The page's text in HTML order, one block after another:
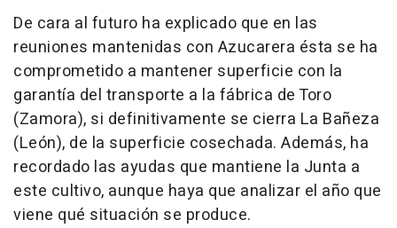
De cara al futuro ha explicado que en las
reuniones mantenidas con Azucarera ésta se ha
comprometido a mantener superficie con la
garantía del transporte a la fábrica de Toro
(Zamora), si definitivamente se cierra La Bañeza
(León), de la superficie cosechada. Además, ha
recordado las ayudas que mantiene la Junta a
este cultivo, aunque haya que analizar el año que
viene qué situación se produce.